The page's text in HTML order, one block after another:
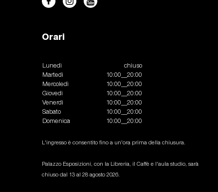
Orari
Lunedì
chiuso
Martedì
10:00__20:00
Mercoledì
10:00__20:00
Giovedì
10:00__20:00
Venerdì
10:00__20:00
Sabato
10:00__20:00
Domenica
10:00__20:00
L'ingresso è consentito fino a un'ora prima della chiusura.
Palazzo Esposizioni, con la Libreria, il Caffè e l'aula studio, sarà
chiuso dal 13 al 28 agosto 2026.